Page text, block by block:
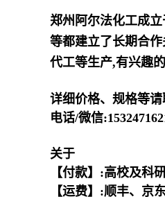
郑州阿尔法化工成
等都建立了长期合
代工等生产,有兴趣
详细价格、规格等
电话/微信
关于
【付款】:高校及科
【运费】:顺丰、京